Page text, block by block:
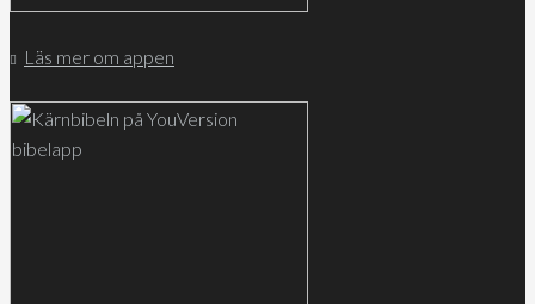
Läs mer om appen